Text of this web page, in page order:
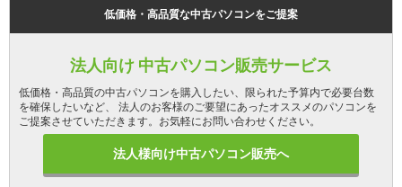
低価格・高品質な中古パソコンをご提案
法人向け 中古パソコン販売サービス
低価格・高品質の中古パソコンを購入したい、限られた予算内で必要台数
を確保したいなど、 法人のお客様のご要望にあったオススメのパソコンを
ご提案させていただきます。お気軽にお問い合わせください。
法人様向け中古パソコン販売へ